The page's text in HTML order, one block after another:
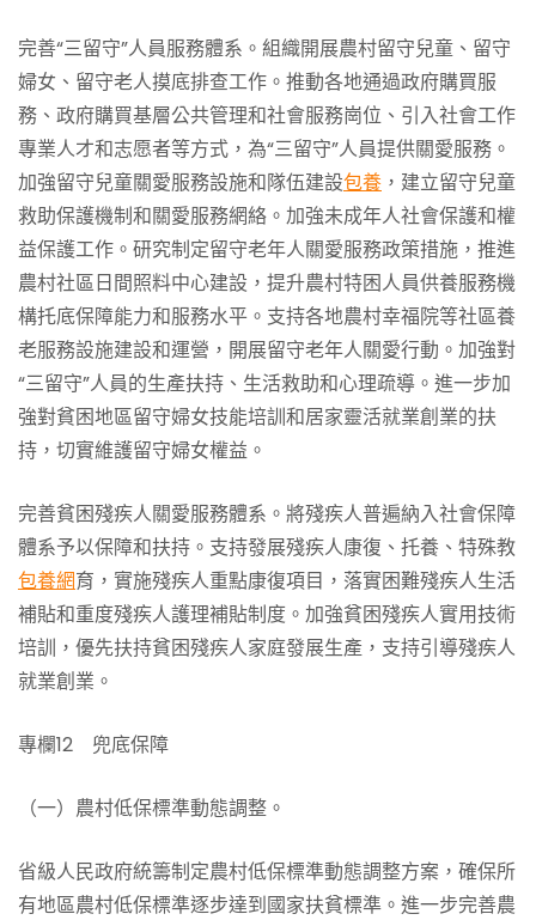
完善“三留守”人員服務體系。組織開展農村留守兒童、留守
婦女、留守老人摸底排查工作。推動各地通過政府購買服
務、政府購買基層公共管理和社會服務崗位、引入社會工作
專業人才和志愿者等方式，為“三留守”人員提供關愛服務。
加強留守兒童關愛服務設施和隊伍建設包養 ，建立留守兒童
救助保護機制和關愛服務網絡。加強未成年人社會保護和權
益保護工作。研究制定留守老年人關愛服務政策措施，推進
農村社區日間照料中心建設，提升農村特困人員供養服務機
構托底保障能力和服務水平。支持各地農村幸福院等社區養
老服務設施建設和運營，開展留守老年人關愛行動。加強對
“三留守”人員的生產扶持、生活救助和心理疏導。進一步加
強對貧困地區留守婦女技能培訓和居家靈活就業創業的扶
持，切實維護留守婦女權益。
完善貧困殘疾人關愛服務體系。將殘疾人普遍納入社會保障
體系予以保障和扶持。支持發展殘疾人康復、托養、特殊教
包養網育，實施殘疾人重點康復項目，落實困難殘疾人生活
補貼和重度殘疾人護理補貼制度。加強貧困殘疾人實用技術
培訓，優先扶持貧困殘疾人家庭發展生產，支持引導殘疾人
就業創業。
專欄12 兜底保障
（一）農村低保標準動態調整。
省級人民政府統籌制定農村低保標準動態調整方案，確保所
有地區農村低保標準逐步達到國家扶貧標準。進一步完善農